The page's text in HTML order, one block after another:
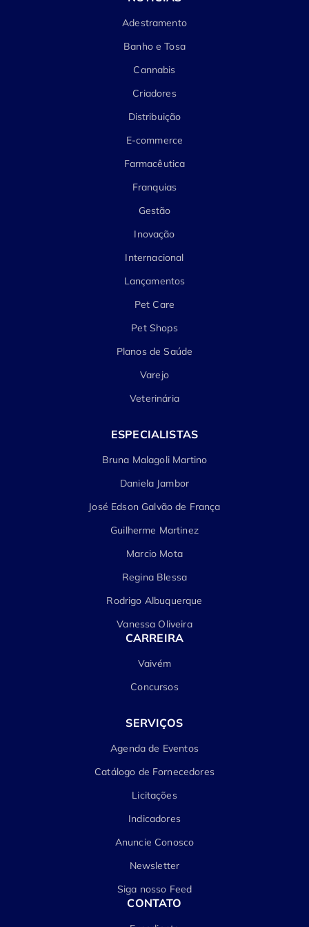
Adestramento
Banho e Tosa
Cannabis
Criadores
Distribuição
E-commerce
Farmacêutica
Franquias
Gestão
Inovação
Internacional
Lançamentos
Pet Care
Pet Shops
Planos de Saúde
Varejo
Veterinária
ESPECIALISTAS
Bruna Malagoli Martino
Daniela Jambor
José Edson Galvão de França
Guilherme Martinez
Marcio Mota
Regina Blessa
Rodrigo Albuquerque
Vanessa Oliveira
CARREIRA
Vaivém
Concursos
SERVIÇOS
Agenda de Eventos
Catálogo de Fornecedores
Licitações
Indicadores
Anuncie Conosco
Newsletter
Siga nosso Feed
CONTATO